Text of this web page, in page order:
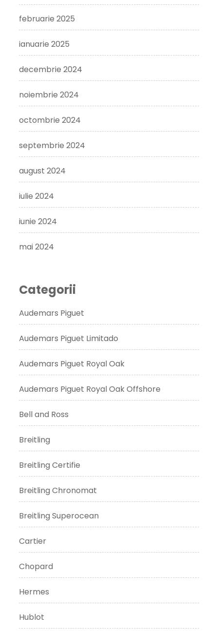
februarie 2025
ianuarie 2025
decembrie 2024
noiembrie 2024
octombrie 2024
septembrie 2024
august 2024
iulie 2024
iunie 2024
mai 2024
Categorii
Audemars Piguet
Audemars Piguet Limitado
Audemars Piguet Royal Oak
Audemars Piguet Royal Oak Offshore
Bell and Ross
Breitling
Breitling Certifie
Breitling Chronomat
Breitling Superocean
Cartier
Chopard
Hermes
Hublot